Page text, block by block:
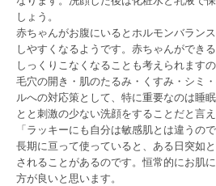
しょう。
赤ちゃんがお腹にいるとホルモンバラン
しやすくなるようです。赤ちゃんができ
しっくりこなくなることも考えられます
毛穴の開き・肌のたるみ・くすみ・シミ
ルへの対応策として、特に重要なのは睡
とと刺激の少ない洗顔をすることだと言
「ラッキーにも自分は敏感肌とは違うの
長期に亘って使っていると、ある日突如
されることがあるのです。恒常的にお肌
方が良いと思います。